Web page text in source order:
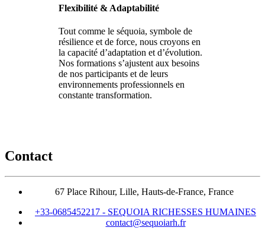
Flexibilité & Adaptabilité
Tout comme le séquoia, symbole de
résilience et de force, nous croyons en
la capacité d’adaptation et d’évolution.
Nos formations s’ajustent aux besoins
de nos participants et de leurs
environnements professionnels en
constante transformation.
Contact
67 Place Rihour, Lille, Hauts-de-France, France
+33-0685452217 - SEQUOIA RICHESSES HUMAINES
contact@sequoiarh.fr